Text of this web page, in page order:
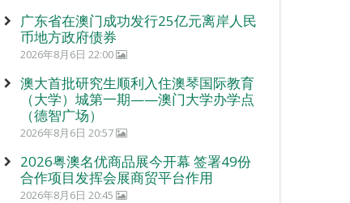
广东省在澳门成功发行25亿元离岸人民
币地方政府债券
2026年8月6日 22:00
澳大首批研究生顺利入住澳琴国际教育
（大学）城第一期——澳门大学办学点
（德智广场）
2026年8月6日 20:57
2026粤澳名优商品展今开幕 签署49份
合作项目发挥会展商贸平台作用
2026年8月6日 20:45